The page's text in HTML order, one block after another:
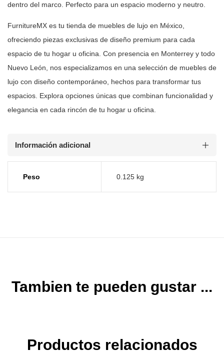
dentro del marco. Perfecto para un espacio moderno y neutro.
FurnitureMX es tu tienda de muebles de lujo en México,
ofreciendo piezas exclusivas de diseño premium para cada
espacio de tu hogar u oficina. Con presencia en Monterrey y todo
Nuevo León, nos especializamos en una selección de muebles de
lujo con diseño contemporáneo, hechos para transformar tus
espacios. Explora opciones únicas que combinan funcionalidad y
elegancia en cada rincón de tu hogar u oficina.
Información adicional
Peso 0.125 kg
Tambien te pueden gustar ...
Productos relacionados